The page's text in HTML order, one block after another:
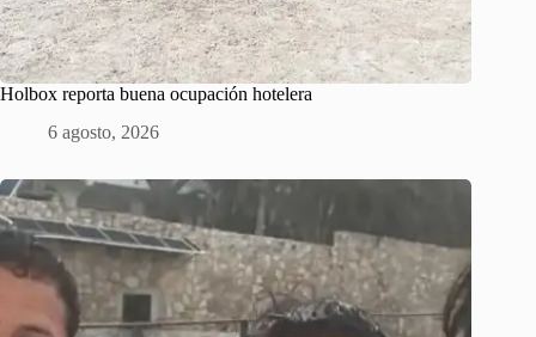
Holbox reporta buena ocupación hotelera
6 agosto, 2026